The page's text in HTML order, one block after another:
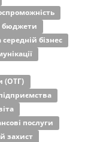
бюджети
бізнес
(ОТГ)
послуги
захист